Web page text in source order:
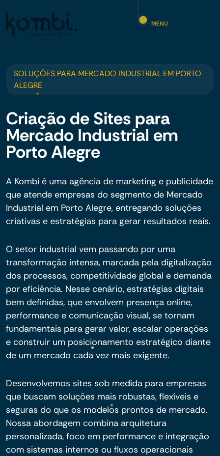
MENU
SOLUÇÕES PARA MERCADO INDUSTRIAL EM PORTO
ALEGRE
Criação de Sites para
Mercado Industrial em
Porto Alegre
A Kombi é uma agência de marketing e publicidade
que atende empresas do segmento de Mercado
Industrial em Porto Alegre, entregando soluções
criativas e estratégias para gerar resultados reais.
O setor industrial vem passando por uma
transformação intensa, marcada pela digitalização
dos processos, competitividade global e demanda
por eficiência. Nesse cenário, estratégias digitais
bem definidas, que envolvem presença online,
performance e comunicação visual, se tornam
fundamentais para gerar valor, escalar operações
e construir um posicionamento estratégico diante
de um mercado cada vez mais exigente.
Desenvolvemos sites sob medida para empresas
que buscam soluções mais robustas, flexíveis e
seguras do que os modelos prontos de mercado.
Nossa abordagem combina arquitetura
personalizada, foco em performance e integração
com sistemas internos ou fluxos operacionais